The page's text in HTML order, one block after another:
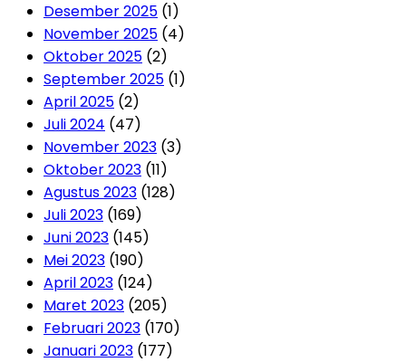
Desember 2025 (1)
November 2025 (4)
Oktober 2025 (2)
September 2025 (1)
April 2025 (2)
Juli 2024 (47)
November 2023 (3)
Oktober 2023 (11)
Agustus 2023 (128)
Juli 2023 (169)
Juni 2023 (145)
Mei 2023 (190)
April 2023 (124)
Maret 2023 (205)
Februari 2023 (170)
Januari 2023 (177)